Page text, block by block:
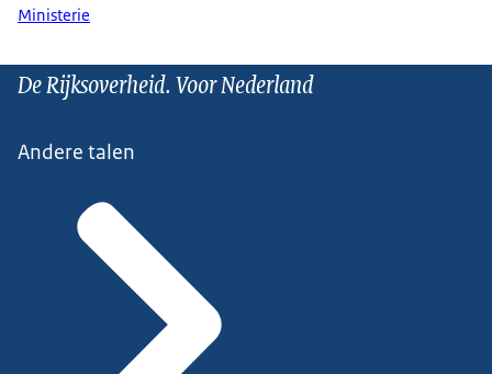
Ministerie
De Rijksoverheid. Voor Nederland
Andere talen